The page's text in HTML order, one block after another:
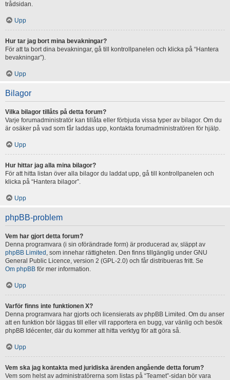
trådsidan.
Upp
Hur tar jag bort mina bevakningar?
För att ta bort dina bevakningar, gå till kontrollpanelen och klicka på “Hantera
bevakningar”).
Upp
Bilagor
Vilka bilagor tillåts på detta forum?
Varje forumadministratör kan tillåta eller förbjuda vissa typer av bilagor. Om du
är osäker på vad som får laddas upp, kontakta forumadministratören för hjälp.
Upp
Hur hittar jag alla mina bilagor?
För att hitta listan över alla bilagor du laddat upp, gå till kontrollpanelen och
klicka på “Hantera bilagor”.
Upp
phpBB-problem
Vem har gjort detta forum?
Denna programvara (i sin oförändrade form) är producerad av, släppt av
phpBB Limited , som innehar rättigheten. Den finns tillgänglig under GNU
General Public Licence, version 2 (GPL-2.0) och får distribueras fritt. Se
Om phpBB för mer information.
Upp
Varför finns inte funktionen X?
Denna programvara har gjorts och licensierats av phpBB Limited. Om du anser
att en funktion bör läggas till eller vill rapportera en bugg, var vänlig och besök
phpBB Idécenter, där du kommer att hitta verktyg för att göra så.
Upp
Vem ska jag kontakta med juridiska ärenden angående detta forum?
Vem som helst av administratörerna som listas på “Teamet”-sidan bör vara